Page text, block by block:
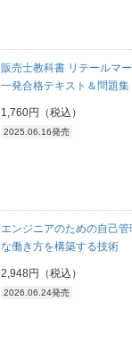
販売士教科書 リテールマ
一発合格テキスト＆問題集
1,760円（税込）
2025.06.16発売
エンジニアのための自己
な働き方を構築する技術
2,948円（税込）
2026.06.24発売